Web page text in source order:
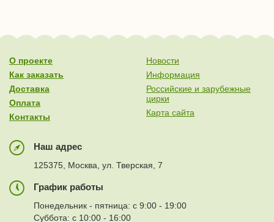
О проекте
Как заказать
Доставка
Оплата
Контакты
Новости
Информация
Российские и зарубежные
цирки
Карта сайта
Наш адрес
125375, Москва, ул. Тверская, 7
График работы
Понедельник - пятница: с 9:00 - 19:00
Суббота: с 10:00 - 16:00